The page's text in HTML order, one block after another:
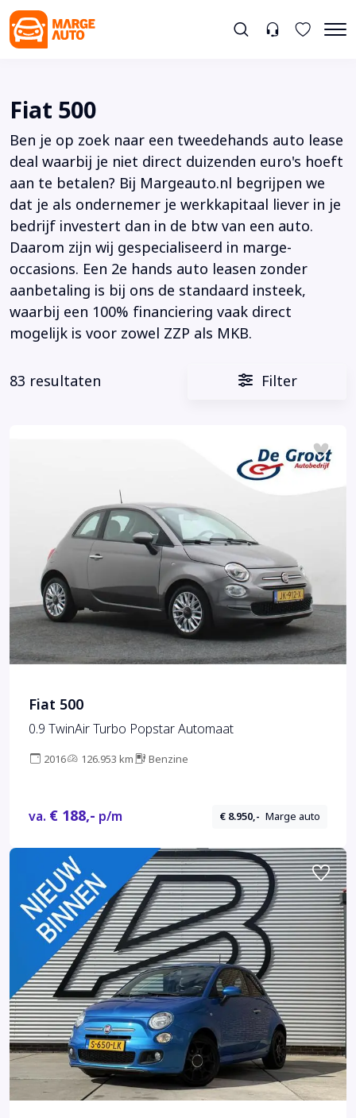
Fiat 500
Ben je op zoek naar een tweedehands auto lease
deal waarbij je niet direct duizenden euro's hoeft
aan te betalen? Bij Margeauto.nl begrijpen we
dat je als ondernemer je werkkapitaal liever in je
bedrijf investert dan in de btw van een auto.
Daarom zijn wij gespecialiseerd in marge-
occasions. Een 2e hands auto leasen zonder
aanbetaling is bij ons de standaard insteek,
waarbij een 100% financiering vaak direct
mogelijk is voor zowel ZZP als MKB.
83 resultaten Filter
Fiat 500
0.9 TwinAir Turbo Popstar Automaat
2016 126.953 km Benzine
va. € 188,- p/m € 8.950,- Marge auto